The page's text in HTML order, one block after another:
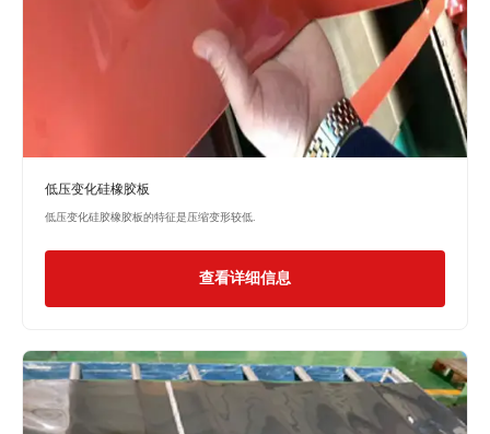
低压变化硅橡胶板
低压变化硅胶橡胶板的特征是压缩变形较低.
查看详细信息